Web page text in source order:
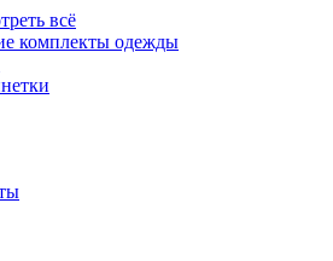
всё
комплекты одежды